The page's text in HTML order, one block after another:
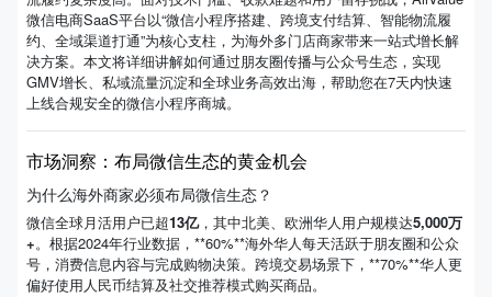
微信电商SaaS平台以“微信小程序搭建、跨境支付结算、智能物流履
约、全域渠道打通”为核心支柱，为海外多门店商家带来一站式增长解
决方案。本文将详细讲解如何通过朋友圈传播与公众号生态，实现
GMV增长、私域流量沉淀和全球业务高效出海，帮助您在7天内快速
上线合规安全的微信小程序商城。
市场洞察：布局微信生态的黄金机会
为什么海外商家必须布局微信生态？
微信全球月活用户已超13亿，其中北美、欧洲华人用户规模达5,000万
+。根据2024年行业数据，**60%**海外华人每天活跃于朋友圈和公众
号，消费信息内容与完成购物决策。跨境交易场景下，**70%**华人更
偏好使用人民币结算及社交推荐模式购买商品。